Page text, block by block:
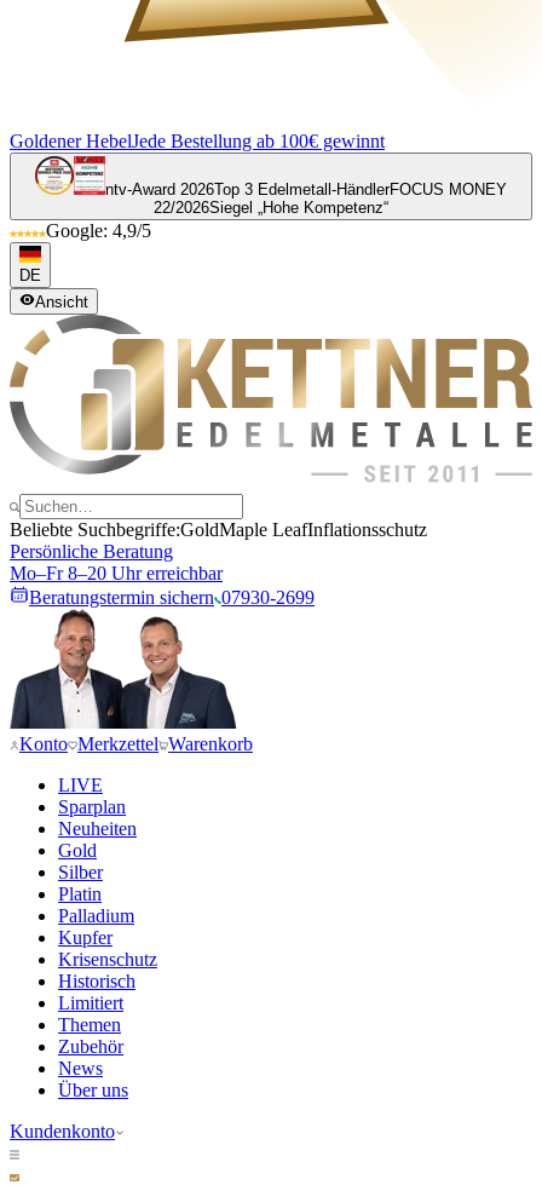
Goldener HebelJede Bestellung ab 100€ gewinnt
ntv-Award 2026Top 3 Edelmetall-HändlerFOCUS MONEY
22/2026Siegel „Hohe Kompetenz“
Google: 4,9/5
DE
Ansicht
Beliebte Suchbegriffe:GoldMaple LeafInflationsschutz
Persönliche Beratung
Mo–Fr 8–20 Uhr erreichbar
Beratungstermin sichern 07930-2699
Konto Merkzettel Warenkorb
LIVE
Sparplan
Neuheiten
Gold
Silber
Platin
Palladium
Kupfer
Krisenschutz
Historisch
Limitiert
Themen
Zubehör
News
Über uns
Kundenkonto